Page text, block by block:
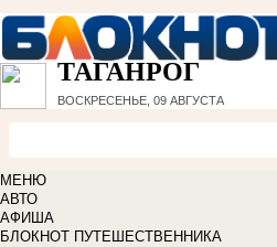
ТАГАНРОГ
ВОСКРЕСЕНЬЕ, 09 АВГУСТА
МЕНЮ
АВТО
АФИША
БЛОКНОТ ПУТЕШЕСТВЕННИКА